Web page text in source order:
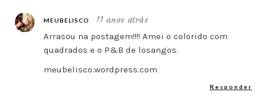
MEUBELISCO
11 anos atrás
Arrasou na postagem!!!! Amei o colorido com
quadrados e o P&B de losangos.
meubelisco.wordpress.com
Responder